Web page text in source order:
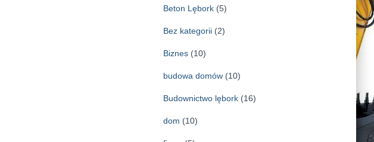
Beton Lębork(5)
Bez kategorii(2)
Biznes(10)
budowa domów(10)
Budownictwo lębork(16)
dom (10)